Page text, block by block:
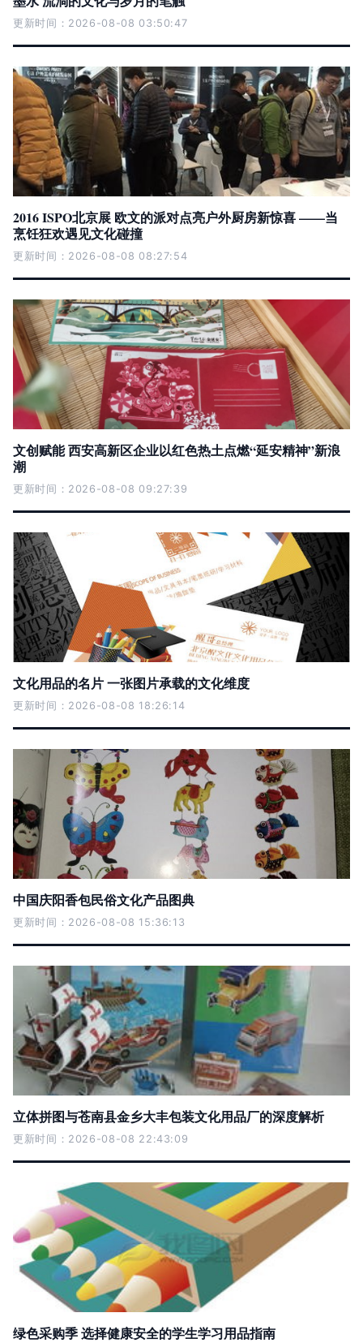
更新时间：2026-08-08 03:50:47
2016 ISPO北京展 欧文的派对点亮户外厨房新惊喜 ——当
烹饪狂欢遇见文化碰撞
更新时间：2026-08-08 08:27:54
文创赋能 西安高新区企业以红色热土点燃“延安精神”新浪
潮
更新时间：2026-08-08 09:27:39
文化用品的名片 一张图片承载的文化维度
更新时间：2026-08-08 18:26:14
中国庆阳香包民俗文化产品图典
更新时间：2026-08-08 15:36:13
立体拼图与苍南县金乡大丰包装文化用品厂的深度解析
更新时间：2026-08-08 22:43:09
绿色采购季 选择健康安全的学生学习用品指南